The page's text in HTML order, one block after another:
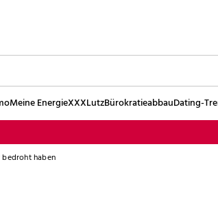
Meine EnergieXXXLutzBürokratieabbauDating-
bedroht haben